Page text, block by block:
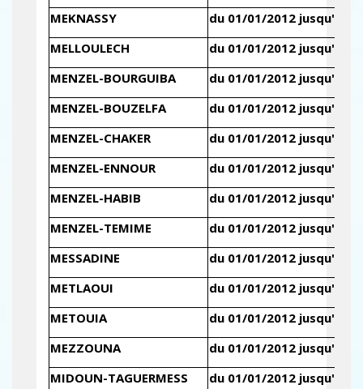
MEKNASSY
du 01/01/2012 jusqu'au
MELLOULECH
du 01/01/2012 jusqu'au
MENZEL-BOURGUIBA
du 01/01/2012 jusqu'au
MENZEL-BOUZELFA
du 01/01/2012 jusqu'au
MENZEL-CHAKER
du 01/01/2012 jusqu'au
MENZEL-ENNOUR
du 01/01/2012 jusqu'au
MENZEL-HABIB
du 01/01/2012 jusqu'au
MENZEL-TEMIME
du 01/01/2012 jusqu'au
MESSADINE
du 01/01/2012 jusqu'au
METLAOUI
du 01/01/2012 jusqu'au
METOUIA
du 01/01/2012 jusqu'au
MEZZOUNA
du 01/01/2012 jusqu'au
MIDOUN-TAGUERMESS
du 01/01/2012 jusqu'au